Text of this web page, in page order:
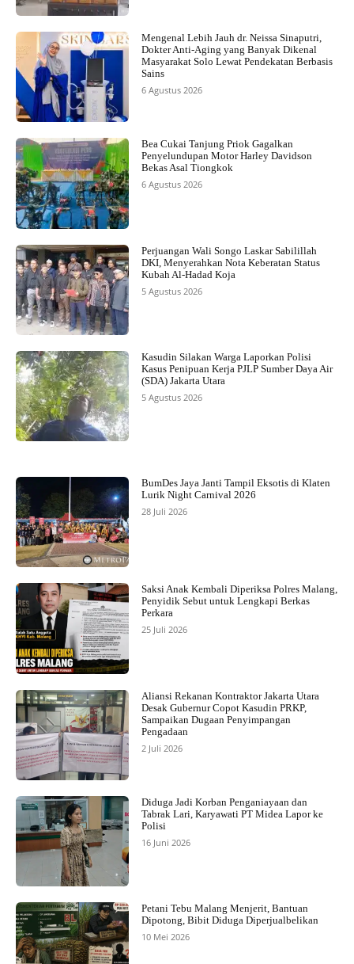
Mengenal Lebih Jauh dr. Neissa Sinaputri,
Dokter Anti-Aging yang Banyak Dikenal
Masyarakat Solo Lewat Pendekatan Berbasis
Sains
6 Agustus 2026
Bea Cukai Tanjung Priok Gagalkan
Penyelundupan Motor Harley Davidson
Bekas Asal Tiongkok
6 Agustus 2026
Perjuangan Wali Songo Laskar Sabilillah
DKI, Menyerahkan Nota Keberatan Status
Kubah Al-Hadad Koja
5 Agustus 2026
Kasudin Silakan Warga Laporkan Polisi
Kasus Penipuan Kerja PJLP Sumber Daya Air
(SDA) Jakarta Utara
5 Agustus 2026
BumDes Jaya Janti Tampil Eksotis di Klaten
Lurik Night Carnival 2026
28 Juli 2026
Saksi Anak Kembali Diperiksa Polres Malang,
Penyidik Sebut untuk Lengkapi Berkas
Perkara
25 Juli 2026
Aliansi Rekanan Kontraktor Jakarta Utara
Desak Gubernur Copot Kasudin PRKP,
Sampaikan Dugaan Penyimpangan
Pengadaan
2 Juli 2026
Diduga Jadi Korban Penganiayaan dan
Tabrak Lari, Karyawati PT Midea Lapor ke
Polisi
16 Juni 2026
Petani Tebu Malang Menjerit, Bantuan
Dipotong, Bibit Diduga Diperjualbelikan
10 Mei 2026